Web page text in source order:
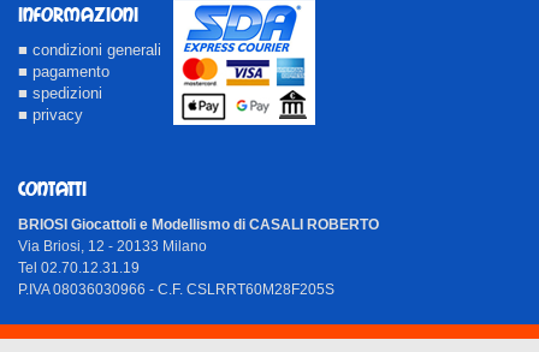
INFORMAZIONI
■ condizioni generali
■ pagamento
■ spedizioni
■ privacy
CONTATTI
BRIOSI Giocattoli e Modellismo di CASALI ROBERTO
Via Briosi, 12 - 20133 Milano
Tel 02.70.12.31.19
P.IVA 08036030966 - C.F. CSLRRT60M28F205S